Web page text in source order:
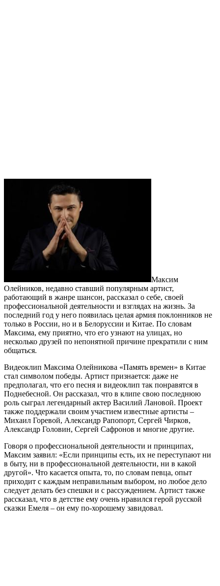
Максим
Олейников, недавно ставший популярным артист,
работающий в жанре шансон, рассказал о себе, своей
профессиональной деятельности и взглядах на жизнь. За
последний год у него появилась целая армия поклонников не
только в России, но и в Белоруссии и Китае. По словам
Максима, ему приятно, что его узнают на улицах, но
несколько друзей по непонятной причине прекратили с ним
общаться.
Видеоклип Максима Олейникова «Память времен» в Китае
стал символом победы. Артист признается: даже не
предполагал, что его песня и видеоклип так понравятся в
Поднебесной. Он рассказал, что в клипе свою последнюю
роль сыграл легендарный актер Василий Лановой. Проект
также поддержали своим участием известные артисты –
Михаил Горевой, Александр Рапопорт, Сергей Чирков,
Александр Головин, Сергей Сафронов и многие другие.
Говоря о профессиональной деятельности и принципах,
Максим заявил: «Если принципы есть, их не переступают ни
в быту, ни в профессиональной деятельности, ни в какой
другой». Что касается опыта, то, по словам певца, опыт
приходит с каждым неправильным выбором, но любое дело
следует делать без спешки и с рассуждением. Артист также
рассказал, что в детстве ему очень нравился герой русской
сказки Емеля – он ему по-хорошему завидовал.